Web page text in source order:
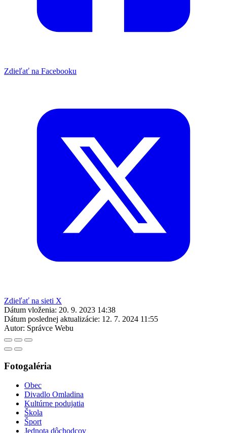
Zdieľať na Facebooku
Zdieľať na sieti X
Dátum vloženia: 20. 9. 2023 14:38
Dátum poslednej aktualizácie: 12. 7. 2024 11:55
Autor: Správce Webu
Fotogaléria
Obec
Divadlo Omladina
Kultúrne podujatia
Škola
Šport
Jednota dôchodcov